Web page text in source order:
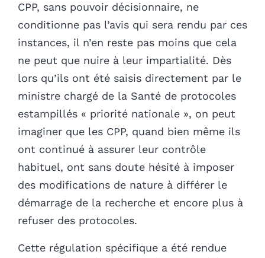
CPP, sans pouvoir décisionnaire, ne
conditionne pas l’avis qui sera rendu par ces
instances, il n’en reste pas moins que cela
ne peut que nuire à leur impartialité. Dès
lors qu’ils ont été saisis directement par le
ministre chargé de la Santé de protocoles
estampillés « priorité nationale », on peut
imaginer que les CPP, quand bien même ils
ont continué à assurer leur contrôle
habituel, ont sans doute hésité à imposer
des modifications de nature à différer le
démarrage de la recherche et encore plus à
refuser des protocoles.
Cette régulation spécifique a été rendue